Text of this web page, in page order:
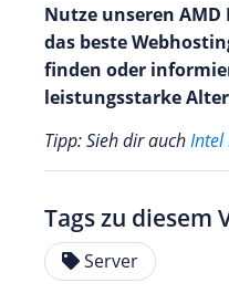
Nutze unseren AMD
das beste
finden oder
leistungsstarke
Tipp: Sieh dir auchIntel
Tags zu diesem
Server